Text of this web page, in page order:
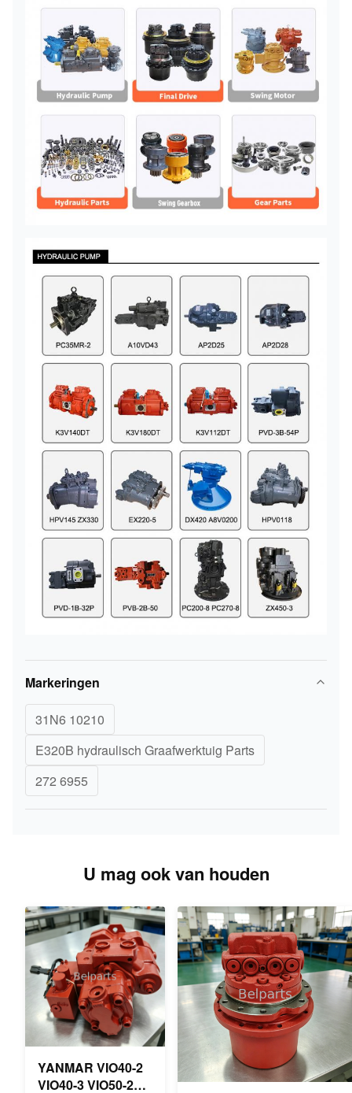
Markeringen
31N6 10210
E320B hydraulisch Graafwerktuig Parts
272 6955
U mag ook van houden
YANMAR VIO40-2
VIO40-3 VIO50-2